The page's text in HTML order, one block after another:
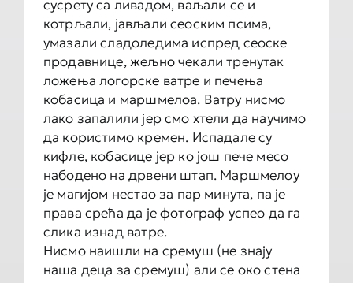
сусрету са ливадом, ваљали се и
котрљали, јављали сеоским псима,
умазали сладоледима испред сеоске
продавнице, жељно чекали тренутак
ложења логорске ватре и печења
кобасица и маршмелоа. Ватру нисмо
лако запалили јер смо хтели да научимо
да користимо кремен. Испадале су
кифле, кобасице јер ко још пече месо
набодено на дрвени штап. Маршмелоу
је магијом нестао за пар минута, па је
права срећа да је фотограф успео да га
слика изнад ватре.
Нисмо наишли на сремуш (не знају
наша деца за сремуш) али се око стена